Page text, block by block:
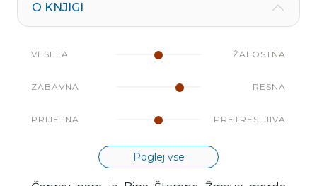
O KNJIGI
VESELA ŽALOSTNA
ZABAVNA RESNA
PRIJETNA PRETRESLJIVA
Poglej vse